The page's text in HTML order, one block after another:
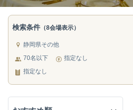
検索条件 （8会場表示）
静岡県その他
70名以下
指定なし
指定なし